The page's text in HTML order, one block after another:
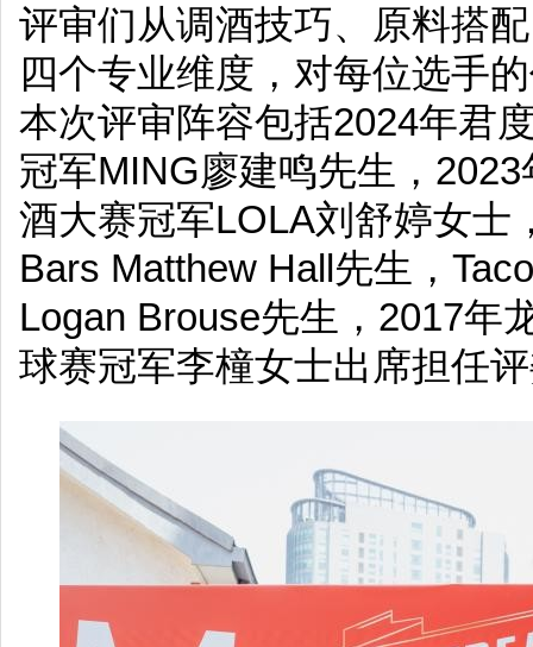
评审们从调酒技巧、原料搭
四个专业维度，对每位选手
本次评审阵容包括2024年君
冠军MING廖建鸣先生，
酒大赛冠军LOLA刘舒婷女士
Bars Matthew Hall先生，
Logan Brouse先生，2017年
球赛冠军李橦女士出席担任